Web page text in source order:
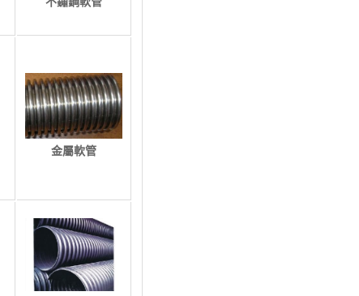
​金屬軟管